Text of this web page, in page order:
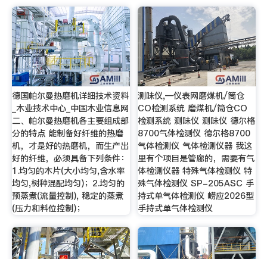
德国帕尔曼热磨机详细技术资料
_木业技术中心_中国木业信息网
二、帕尔曼热磨机各主要组成部
分的特点 能制备好纤维的热磨
机，才是好的热磨机，而生产出
好的纤维，必须具备下列条件：
1.均匀的木片(大小均匀,含水率
均匀,树种混配均匀)；2.均匀的
预蒸煮(流量控制), 稳定的蒸煮
(压力和料位控制)；
测味仪,—仪表网磨煤机/筒仓
CO检测系统 磨煤机/筒仓CO
检测系统 测味仪 测味仪 德尔格
8700气体检测仪 德尔格8700
气体检测仪 气体检测仪器 我这
里有个项目是管廊的，需要有气
体检测仪器 特殊气体检测仪 特
殊气体检测仪 SP-205ASC 手
持式单气体检测仪 崂应2026型
手持式单气体检测仪